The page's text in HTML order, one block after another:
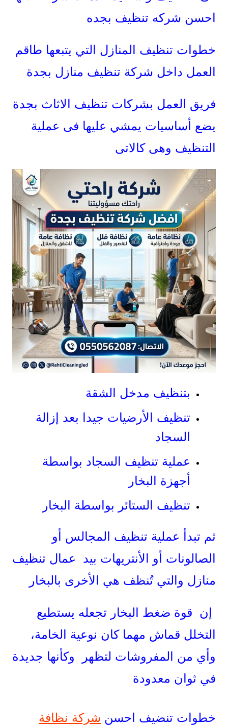
احسن شركه تنظيف بجده
خطوات تنظيف المنازل التي يتبعها طاقم
العمل داخل شركة تنظيف منازل بجدة
فريق العمل بشركات تنظيف الاثاث بجدة
يضع أساسيات يمشي عليها فى عملية
التنظيف وهى كالاتى
بتنظيف مدخل الشقة
تنظيف الأرضيات جيدا بعد إزالة
السجاد
عملية تنظيف السجاد بواسطة
أجهزة البخار
تنظيف الستائر بواسطة البخار
ثم تبدأ عملية تنظيف المجالس أو
الصالونات أو الأنتريهات بيد عمال تنظيف
منازل والتي تُنظف هي الأخرى بالبخار
إن قوة ضغط البخار تجعله يستطيع
التخلل قماش مهما كان نوعية الخامة،
وأي من المفروشات لتظهر وكأنها جديدة
في ثوان معدودة
خطوات تنضيف احسن شركة نظافة